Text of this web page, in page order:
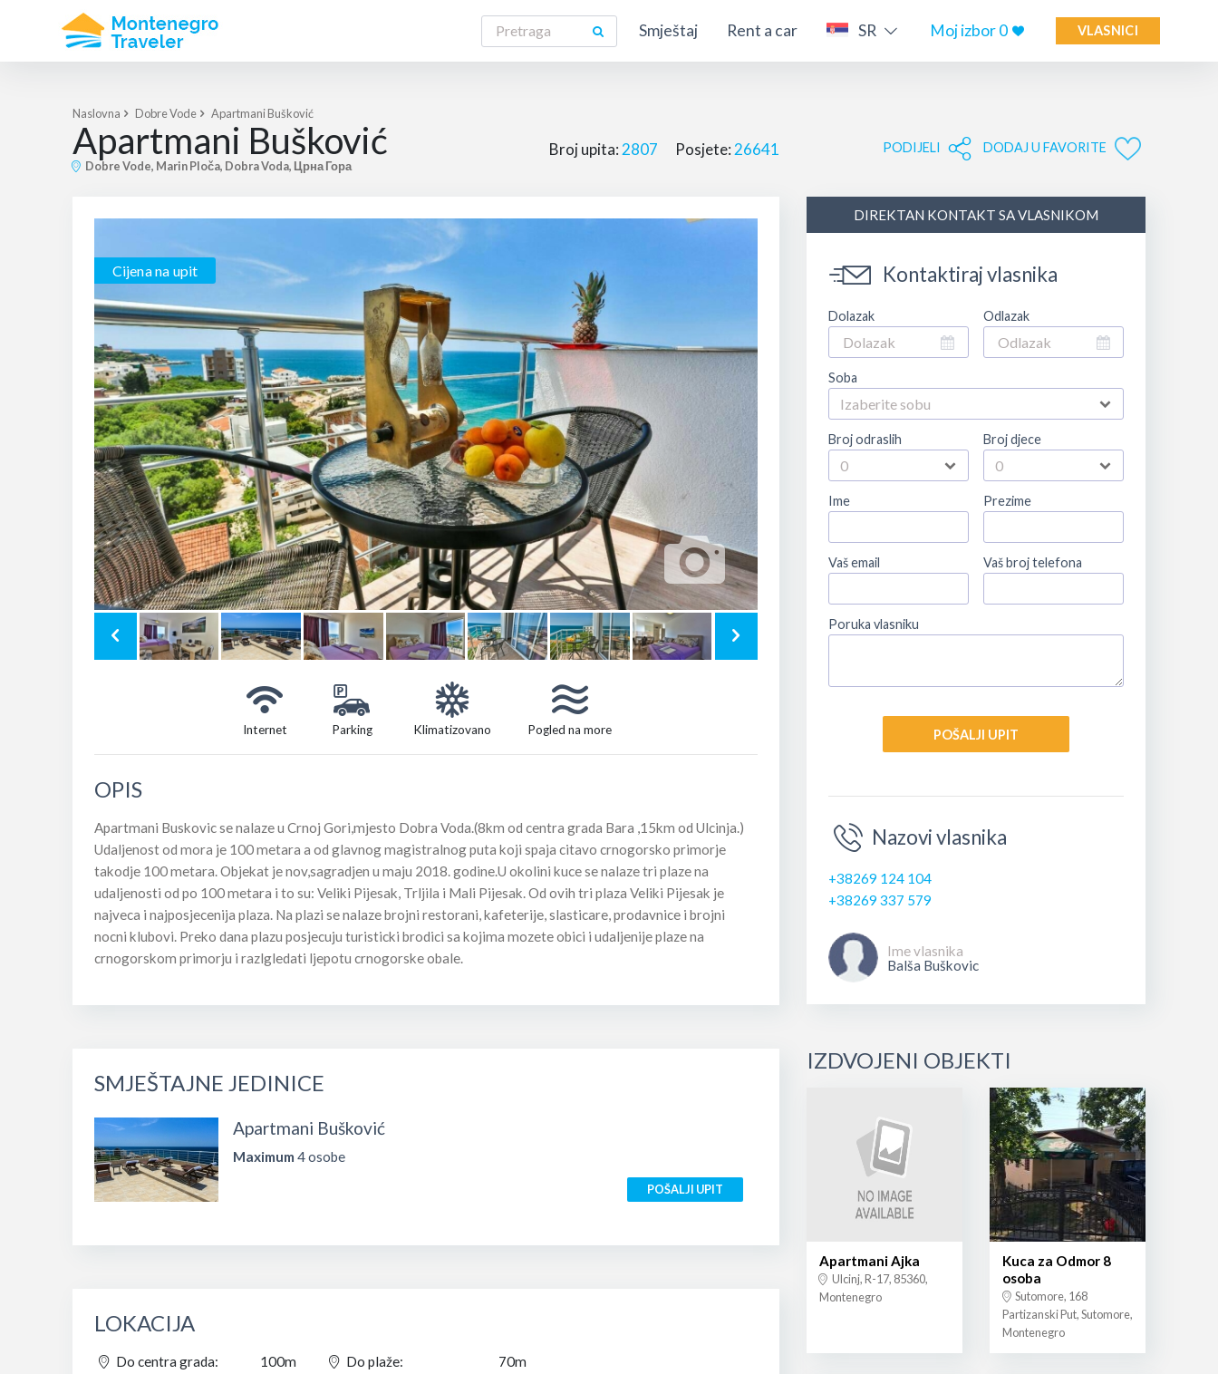
Smještaj Rent a car SR Moj izbor0 VLASNICI
Naslovna Dobre Vode Apartmani Bušković
Apartmani Bušković
Dobre Vode, Marin Ploča, Dobra Voda, Црна Гора
Broj upita: 2807 Posjete: 26641 PODIJELI DODAJ U FAVORITE
Cijena na upit
Internet Parking Klimatizovano Pogled na more
OPIS
Apartmani Buskovic se nalaze u Crnoj Gori,mjesto Dobra Voda.(8km od centra grada Bara ,15km od Ulcinja.)
Udaljenost od mora je 100 metara a od glavnog magistralnog puta koji spaja citavo crnogorsko primorje
takodje 100 metara. Objekat je nov,sagradjen u maju 2018. godine.U okolini kuce se nalaze tri plaze na
udaljenosti od po 100 metara i to su: Veliki Pijesak, Trljila i Mali Pijesak. Od ovih tri plaza Veliki Pijesak je
najveca i najposjecenija plaza. Na plazi se nalaze brojni restorani, kafeterije, slasticare, prodavnice i brojni
nocni klubovi. Preko dana plazu posjecuju turisticki brodici sa kojima mozete obici i udaljenije plaze na
crnogorskom primorju i razlgledati ljepotu crnogorske obale.
SMJEŠTAJNE JEDINICE
Apartmani Bušković
Maximum 4 osobe
POŠALJI UPIT
LOKACIJA
Do centra grada: 100m Do plaže:
70m
DIREKTAN KONTAKT SA VLASNIKOM
Kontaktiraj vlasnika
Dolazak Odlazak
Soba
Broj odraslih Broj djece
Ime Prezime
Vaš email Vaš broj telefona
Poruka vlasniku
POŠALJI UPIT
Nazovi vlasnika
+38269 124 104
+38269 337 579
Ime vlasnika
Balša Buškovic
IZDVOJENI OBJEKTI
Apartmani Ajka
Ulcinj, R-17, 85360,
Montenegro
Kuca za Odmor 8
osoba
Sutomore, 168
Partizanski Put, Sutomore,
Montenegro